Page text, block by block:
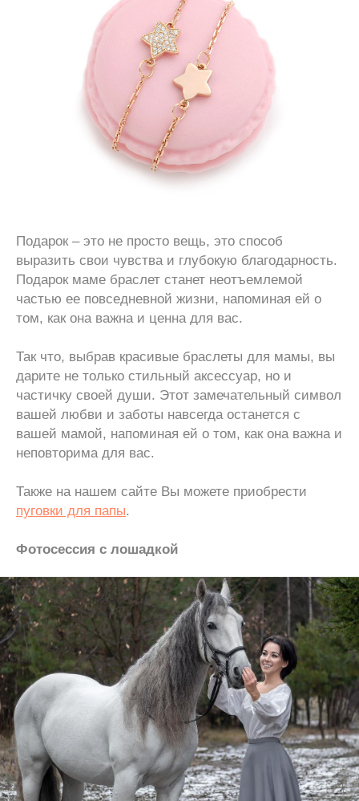
Подарок – это не просто вещь, это способ
выразить свои чувства и глубокую благодарность.
Подарок маме браслет станет неотъемлемой
частью ее повседневной жизни, напоминая ей о
том, как она важна и ценна для вас.
Так что, выбрав красивые браслеты для мамы, вы
дарите не только стильный аксессуар, но и
частичку своей души. Этот замечательный символ
вашей любви и заботы навсегда останется с
вашей мамой, напоминая ей о том, как она важна и
неповторима для вас.
Также на нашем сайте Вы можете приобрести
пуговки для папы.
Фотосессия с лошадкой